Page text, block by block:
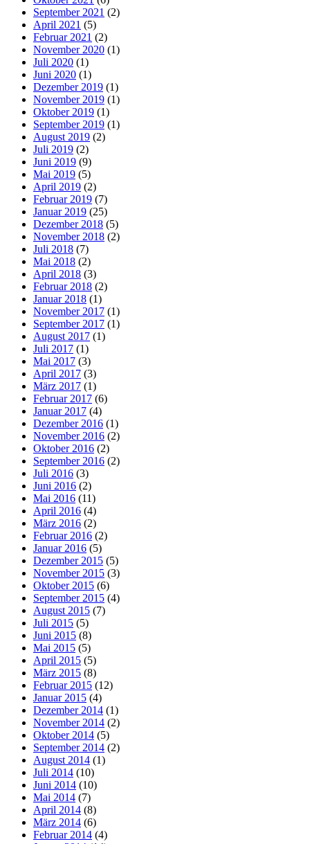
September 2021 (2)
April 2021 (5)
Februar 2021 (2)
November 2020 (1)
Juli 2020 (1)
Juni 2020 (1)
Dezember 2019 (1)
November 2019 (1)
Oktober 2019 (1)
September 2019 (1)
August 2019 (2)
Juli 2019 (2)
Juni 2019 (9)
Mai 2019 (5)
April 2019 (2)
Februar 2019 (7)
Januar 2019 (25)
Dezember 2018 (5)
November 2018 (2)
Juli 2018 (7)
Mai 2018 (2)
April 2018 (3)
Februar 2018 (2)
Januar 2018 (1)
November 2017 (1)
September 2017 (1)
August 2017 (1)
Juli 2017 (1)
Mai 2017 (3)
April 2017 (3)
März 2017 (1)
Februar 2017 (6)
Januar 2017 (4)
Dezember 2016 (1)
November 2016 (2)
Oktober 2016 (2)
September 2016 (2)
Juli 2016 (3)
Juni 2016 (2)
Mai 2016 (11)
April 2016 (4)
März 2016 (2)
Februar 2016 (2)
Januar 2016 (5)
Dezember 2015 (5)
November 2015 (3)
Oktober 2015 (6)
September 2015 (4)
August 2015 (7)
Juli 2015 (5)
Juni 2015 (8)
Mai 2015 (5)
April 2015 (5)
März 2015 (8)
Februar 2015 (12)
Januar 2015 (4)
Dezember 2014 (1)
November 2014 (2)
Oktober 2014 (5)
September 2014 (2)
August 2014 (1)
Juli 2014 (10)
Juni 2014 (10)
Mai 2014 (7)
April 2014 (8)
März 2014 (6)
Februar 2014 (4)